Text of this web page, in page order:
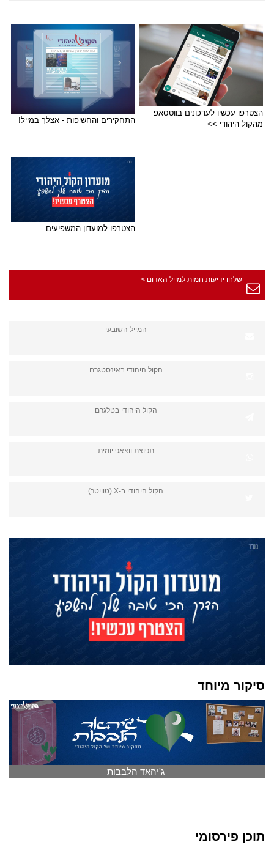
הצטרפו עכשיו לעדכונים בווטסאפ
מהקול היהודי >>
התחקירים והחשיפות - אצלך במייל!
הצטרפו למועדון המשפיעים
שלחו ידיעות חמות למייל האדום >
המייל השובעי
הקול היהודי באינסטגרם
הקול היהודי בטלגרם
תפוצת ווצאפ יומית
הקול היהודי ב-X (טוויטר)
סיקור מיוחד
ג'יהאד הלבבות
תוכן פירסומי